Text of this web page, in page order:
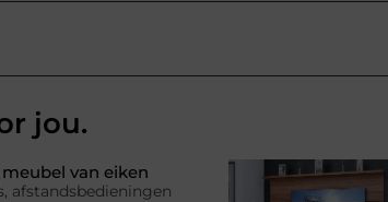
jou.
van eiken
afstandsbedieningen